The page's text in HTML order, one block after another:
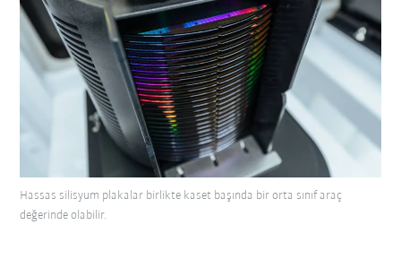
Hassas silisyum plakalar birlikte kaset başında bir orta sınıf araç
değerinde olabilir.